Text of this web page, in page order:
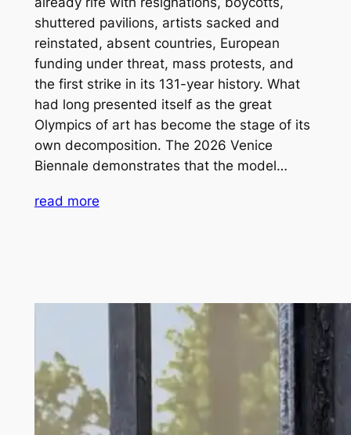
shuttered pavilions, artists sacked and
reinstated, absent countries, European
funding under threat, mass protests, and
the first strike in its 131-year history. What
had long presented itself as the great
Olympics of art has become the stage of its
own decomposition. The 2026 Venice
Biennale demonstrates that the model…
read more